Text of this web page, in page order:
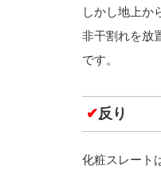
しかし地上か
非干割れを放
です。
✔反り
化粧スレート